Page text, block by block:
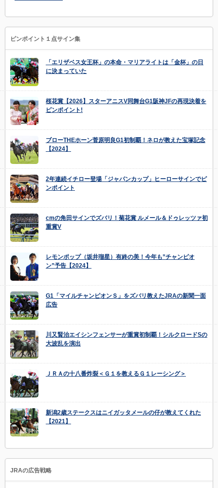
ピンポイント１点サイン集
「エリザベス女王杯」の本命・マリアライトは「金杯」の日
に決まっていた
桜花賞【2026】スターアニスV同舞台G1阪神JFの再現決着を
ピンポイント!
ブローTHEホーン菅原明良G1初制覇！ネロが教えた宝塚記念
【2024】
2年連続イチロー登場「ジャパンカップ」ヒーローサインでピ
ンポイント
cmの角田サインでズバリ！菊花賞 ルメール＆ドゥレッツァ初
重賞V
レモンポップ（坂井瑠星）有終の美！今年も”チャンピオ
ン”予告【2024】
G1「マイルチャンピオンＳ」をズバリ教えたJRAの新聞一面
広告
川又賢治エイシンフェンサーが重賞初制覇！シルクロードSの
大波乱を演出
ＪＲＡの十八番炸裂＜Ｇ１を教えるＧ１レーシング＞
新潟2歳ステークスはニイガッタメールの仔が教えてくれた
【2021】
JRAの広告戦略